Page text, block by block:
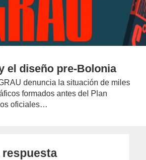
el diseño pre-Bolonia
denuncia la situación de miles
formados antes del Plan
oficiales…
respuesta